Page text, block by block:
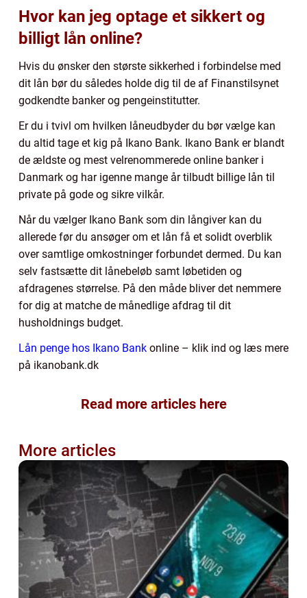
Hvor kan jeg optage et sikkert og
billigt lån online?
Hvis du ønsker den største sikkerhed i forbindelse med
dit lån bør du således holde dig til de af Finanstilsynet
godkendte banker og pengeinstitutter.
Er du i tvivl om hvilken låneudbyder du bør vælge kan
du altid tage et kig på Ikano Bank. Ikano Bank er blandt
de ældste og mest velrenommerede online banker i
Danmark og har igenne mange år tilbudt billige lån til
private på gode og sikre vilkår.
Når du vælger Ikano Bank som din långiver kan du
allerede før du ansøger om et lån få et solidt overblik
over samtlige omkostninger forbundet dermed. Du kan
selv fastsætte dit lånebeløb samt løbetiden og
afdragenes størrelse. På den måde bliver det nemmere
for dig at matche de månedlige afdrag til dit
husholdnings budget.
Lån penge hos Ikano Bank online – klik ind og læs mere
på ikanobank.dk
Read more articles here
More articles